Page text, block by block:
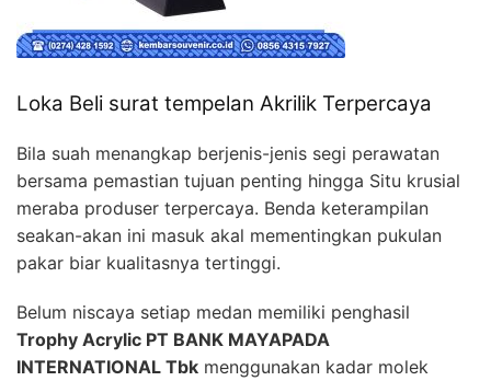
Loka Beli surat tempelan Akrilik Terpercaya
Bila suah menangkap berjenis-jenis segi perawatan
bersama pemastian tujuan penting hingga Situ krusial
meraba produser terpercaya. Benda keterampilan
seakan-akan ini masuk akal mementingkan pukulan
pakar biar kualitasnya tertinggi.
Belum niscaya setiap medan memiliki penghasil
Trophy Acrylic PT BANK MAYAPADA
INTERNATIONAL Tbk menggunakan kadar molek